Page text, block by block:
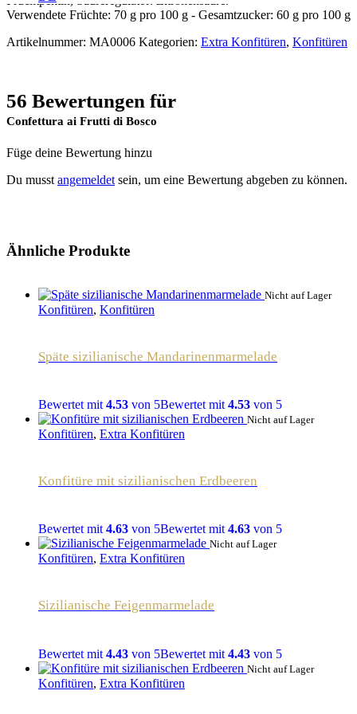
Verwendete Früchte: 70 g pro 100 g - Gesamtzucker: 60 g pro 100 g
Artikelnummer: MA0006 Kategorien: Extra Konfitüren, Konfitüren
56 Bewertungen für
Confettura ai Frutti di Bosco
Füge deine Bewertung hinzu
Du musst angemeldet sein, um eine Bewertung abgeben zu können.
Ähnliche Produkte
Nicht auf Lager
Konfitüren, Konfitüren
Späte sizilianische Mandarinenmarmelade
Bewertet mit 4.53 von 5Bewertet mit 4.53 von 5
Nicht auf Lager
Konfitüren, Extra Konfitüren
Konfitüre mit sizilianischen Erdbeeren
Bewertet mit4.63 von 5Bewertet mit4.63 von 5
Nicht auf Lager
Konfitüren, Extra Konfitüren
Sizilianische Feigenmarmelade
Bewertet mit 4.43 von 5Bewertet mit 4.43 von 5
Nicht auf Lager
Konfitüren, Extra Konfitüren